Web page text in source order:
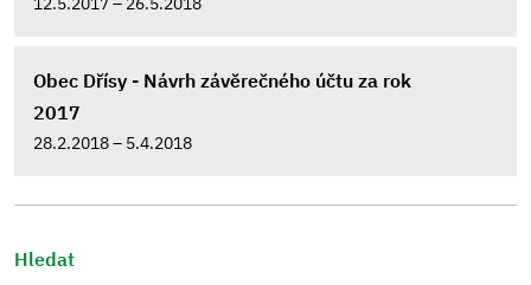
Obec Dřísy - Návrh závěrečného účtu za rok
2017
28.2.2018 – 5.4.2018
Hledat